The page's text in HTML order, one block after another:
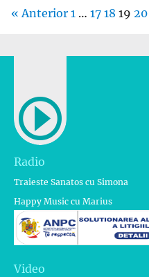
« Anterior 1 … 17 18 19 20
Radio
Traieste Sanatos cu Simona
Happy Music cu Marius
Video